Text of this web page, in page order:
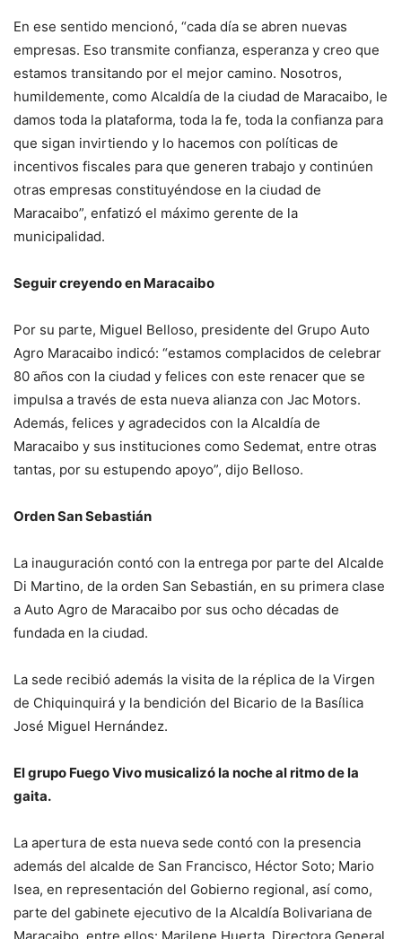
En ese sentido mencionó, “cada día se abren nuevas
empresas. Eso transmite confianza, esperanza y creo que
estamos transitando por el mejor camino. Nosotros,
humildemente, como Alcaldía de la ciudad de Maracaibo, le
damos toda la plataforma, toda la fe, toda la confianza para
que sigan invirtiendo y lo hacemos con políticas de
incentivos fiscales para que generen trabajo y continúen
otras empresas constituyéndose en la ciudad de
Maracaibo”, enfatizó el máximo gerente de la
municipalidad.
Seguir creyendo en Maracaibo
Por su parte, Miguel Belloso, presidente del Grupo Auto
Agro Maracaibo indicó: “estamos complacidos de celebrar
80 años con la ciudad y felices con este renacer que se
impulsa a través de esta nueva alianza con Jac Motors.
Además, felices y agradecidos con la Alcaldía de
Maracaibo y sus instituciones como Sedemat, entre otras
tantas, por su estupendo apoyo”, dijo Belloso.
Orden San Sebastián
La inauguración contó con la entrega por parte del Alcalde
Di Martino, de la orden San Sebastián, en su primera clase
a Auto Agro de Maracaibo por sus ocho décadas de
fundada en la ciudad.
La sede recibió además la visita de la réplica de la Virgen
de Chiquinquirá y la bendición del Bicario de la Basílica
José Miguel Hernández.
El grupo Fuego Vivo musicalizó la noche al ritmo de la
gaita.
La apertura de esta nueva sede contó con la presencia
además del alcalde de San Francisco, Héctor Soto; Mario
Isea, en representación del Gobierno regional, así como,
parte del gabinete ejecutivo de la Alcaldía Bolivariana de